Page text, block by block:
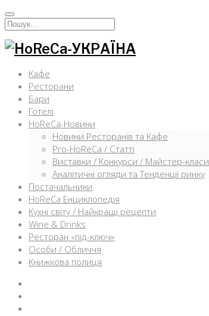
Перейти
кИскать:
Кафе
Ресторани
Бари
Готелі
HoReCa-Новини
Новини Ресторанів та Кафе
Pro-HoReCa / Статті
Виставки / Конкурси / Майстер-класи
Аналітичні огляди та Тенденції ринку
Постачальники
HoReCa Енциклопедія
Кухні світу / Найкращі рецепти
Wine & Drinks
Ресторан «під-ключ»
Особи / Обличчя
Книжкова полиця